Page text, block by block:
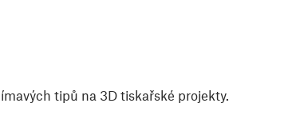
tipů na 3D tiskařské projekty.